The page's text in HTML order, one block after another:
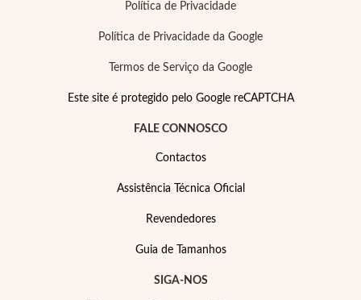
Política de Privacidade
Política de Privacidade da Google
Termos de Serviço da Google
Este site é protegido pelo Google reCAPTCHA
FALE CONNOSCO
Contactos
Assistência Técnica Oficial
Revendedores
Guia de Tamanhos
SIGA-NOS